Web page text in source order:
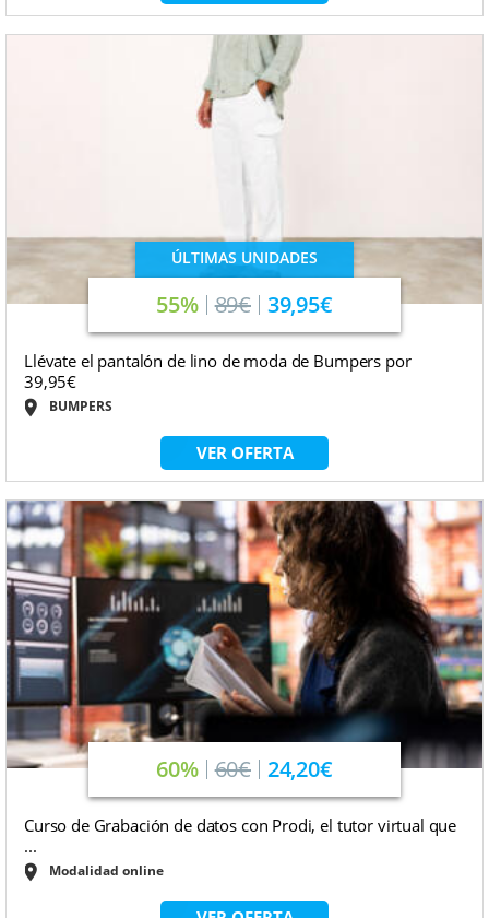
ÚLTIMAS UNIDADES
55% 89€ 39,95€
Llévate el pantalón de lino de moda de Bumpers por
39,95€
BUMPERS
VER OFERTA
60% 60€ 24,20€
Curso de Grabación de datos con Prodi, el tutor virtual que
...
Modalidad online